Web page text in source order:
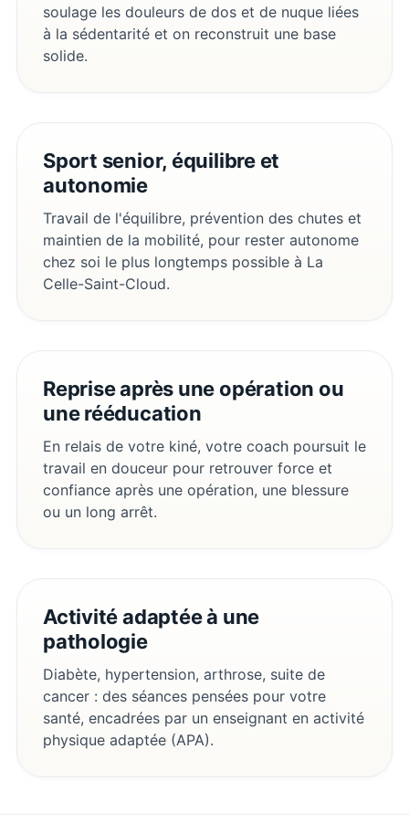
soulage les douleurs de dos et de nuque liées
à la sédentarité et on reconstruit une base
solide.
Sport senior, équilibre et
autonomie
Travail de l'équilibre, prévention des chutes et
maintien de la mobilité, pour rester autonome
chez soi le plus longtemps possible à La
Celle-Saint-Cloud.
Reprise après une opération ou
une rééducation
En relais de votre kiné, votre coach poursuit le
travail en douceur pour retrouver force et
confiance après une opération, une blessure
ou un long arrêt.
Activité adaptée à une
pathologie
Diabète, hypertension, arthrose, suite de
cancer : des séances pensées pour votre
santé, encadrées par un enseignant en activité
physique adaptée (APA).